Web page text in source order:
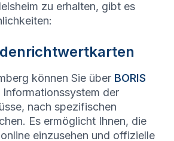
zu erhalten, gibt es
können Sie über BORIS
Informationssystem der
nach spezifischen
Es ermöglicht Ihnen, die
einzusehen und offizielle